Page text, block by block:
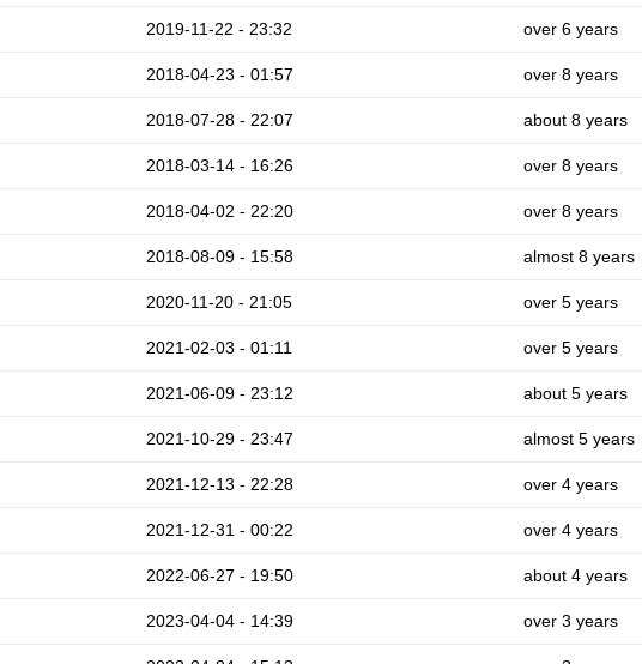
2019-11-22 - 23:32 over 6 years
2018-04-23 - 01:57 over 8 years
2018-07-28 - 22:07 about 8 years
2018-03-14 - 16:26 over 8 years
2018-04-02 - 22:20 over 8 years
2018-08-09 - 15:58 almost 8 years
2020-11-20 - 21:05 over 5 years
2021-02-03 - 01:11 over 5 years
2021-06-09 - 23:12 about 5 years
2021-10-29 - 23:47 almost 5 years
2021-12-13 - 22:28 over 4 years
2021-12-31 - 00:22 over 4 years
2022-06-27 - 19:50 about 4 years
2023-04-04 - 14:39 over 3 years